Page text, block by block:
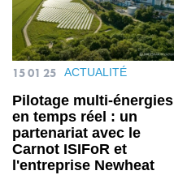
15 01 25 ACTUALITÉ
Pilotage multi-énergies
en temps réel : un
partenariat avec le
Carnot ISIFoR et
l'entreprise Newheat